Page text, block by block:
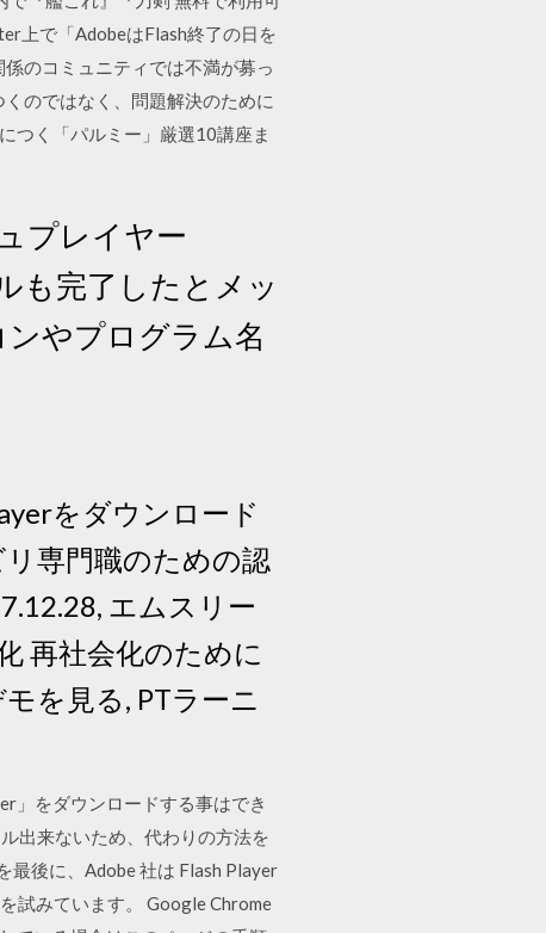
上で「AdobeはFlash終了の日を
のコミュニティでは不満が募っ
のではなく、問題解決のために
つく「パルミー」厳選10講座ま
プレイヤー
も完了したとメッ
やプログラム名
をダウンロード
専門職のための認
エムスリー
再社会化のために
を見る, PTラーニ
」をダウンロードする事はでき
出来ないため、代わりの方法を
最後に、Adobe 社は Flash Player
試みています。 Google Chrome